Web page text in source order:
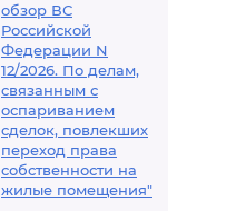
обзор ВС
Российской
Федерации N
12/2026. По делам,
связанным с
оспариванием
сделок, повлекших
переход права
собственности на
жилые помещения"